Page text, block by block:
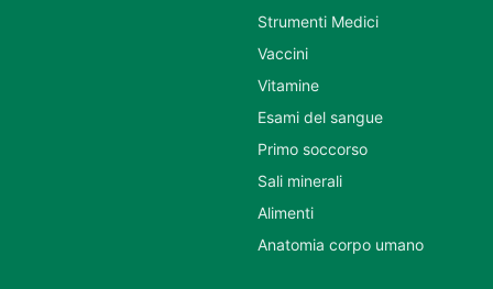
Strumenti Medici
Vaccini
Vitamine
Esami del sangue
Primo soccorso
Sali minerali
Alimenti
Anatomia corpo umano